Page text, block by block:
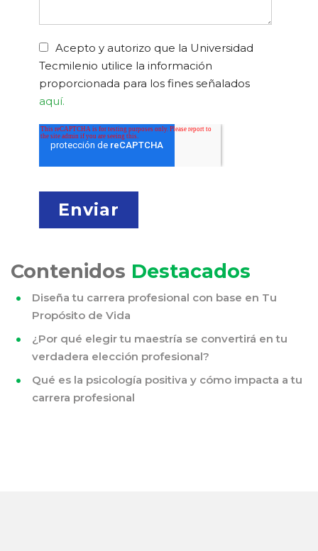
Acepto y autorizo que la Universidad
Tecmilenio utilice la información
proporcionada para los fines señalados
aquí.
Contenidos Destacados
Diseña tu carrera profesional con base en Tu
Propósito de Vida
¿Por qué elegir tu maestría se convertirá en tu
verdadera elección profesional?
Qué es la psicología positiva y cómo impacta a tu
carrera profesional